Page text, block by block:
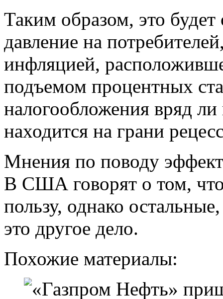
Таким образом, это
давление на
инфляцией,
подъемом процентных
налогообложения вряд
находится на грани
Мнения по поводу
В США говорят о том,
пользу, однако
это другое дело.
Похожие материалы: